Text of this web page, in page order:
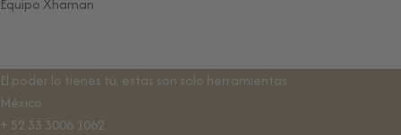
Equipo Xhaman
El poder lo tienes tú, estas son solo herramientas
México
+ 52 33 3006 1062